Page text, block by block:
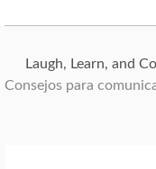
Laugh, Learn, and
Consejos para